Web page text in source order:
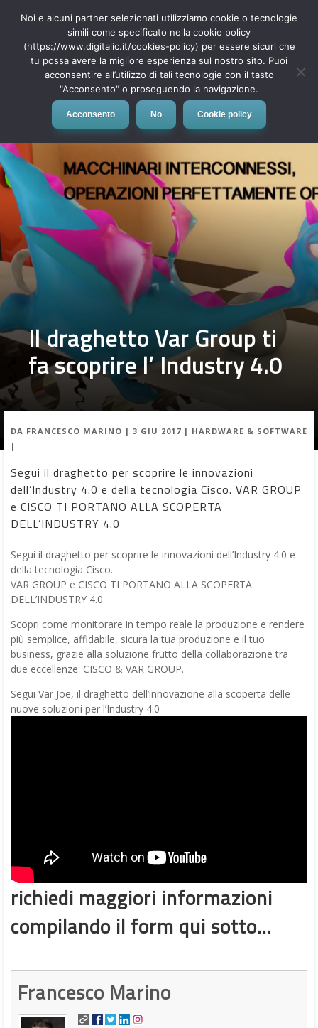
MENU
Il draghetto Var Group ti
fa scoprire l’ Industry 4.0
DA FRANCESCO MARINO | 3 GIU 2017 | HARDWARE & SOFTWARE
|
Segui il draghetto per scoprire le innovazioni
dell’Industry 4.0 e della tecnologia Cisco. VAR GROUP
e CISCO TI PORTANO ALLA SCOPERTA
DELL’INDUSTRY 4.0
Segui il draghetto per scoprire le innovazioni dell’Industry 4.0 e
della tecnologia Cisco.
VAR GROUP e CISCO TI PORTANO ALLA SCOPERTA
DELL’INDUSTRY 4.0
Scopri come monitorare in tempo reale la produzione e rendere
più semplice, affidabile, sicura la tua produzione e il tuo
business, grazie alla soluzione frutto della collaborazione tra
due eccellenze: CISCO & VAR GROUP.
Segui Var Joe, il draghetto dell’innovazione alla scoperta delle
nuove soluzioni per l’Industry 4.0
richiedi maggiori informazioni
compilando il form qui sotto…
Francesco Marino
Noi e alcuni partner selezionati utilizziamo cookie o tecnologie
simili come specificato nella cookie policy
(https://www.digitalic.it/cookies-policy) per essere sicuri che
tu possa avere la migliore esperienza sul nostro sito. Puoi
acconsentire all’utilizzo di tali tecnologie con il tasto
"Acconsento" o proseguendo la navigazione.
Acconsento No Cookie policy